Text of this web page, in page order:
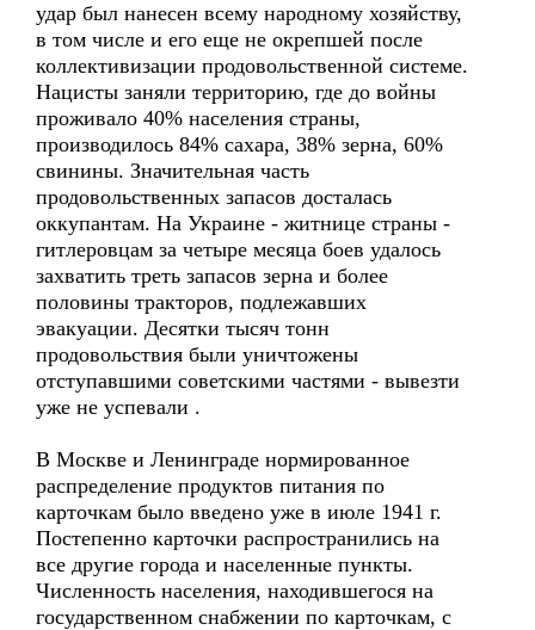
удар был нанесен всему народному хозяйству,
в том числе и его еще не окрепшей после
коллективизации продовольственной системе.
Нацисты заняли территорию, где до войны
проживало 40% населения страны,
производилось 84% сахара, 38% зерна, 60%
свинины. Значительная часть
продовольственных запасов досталась
оккупантам. На Украине - житнице страны -
гитлеровцам за четыре месяца боев удалось
захватить треть запасов зерна и более
половины тракторов, подлежавших
эвакуации. Десятки тысяч тонн
продовольствия были уничтожены
отступавшими советскими частями - вывезти
уже не успевали .
В Москве и Ленинграде нормированное
распределение продуктов питания по
карточкам было введено уже в июле 1941 г.
Постепенно карточки распространились на
все другие города и населенные пункты.
Численность населения, находившегося на
государственном снабжении по карточкам, с